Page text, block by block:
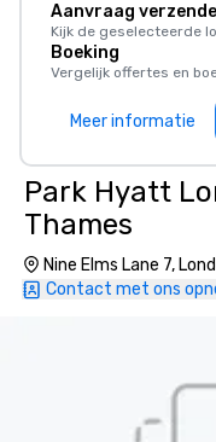
Aanvraag
Kijk de geselecteerde
Boeking
Vergelijk offertes en
Meer informatie
Park Hyatt
Thames
Nine Elms Lane 7,
Contact met ons